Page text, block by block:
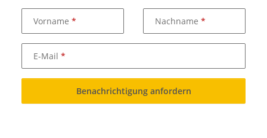
Vorname Nachname
E-Mail
Benachrichtigung anfordern